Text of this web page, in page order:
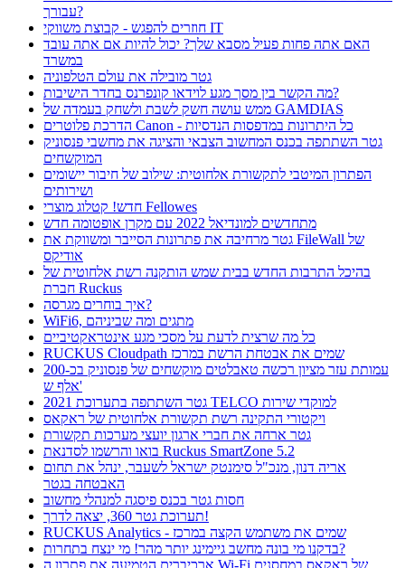
עבורך?
חוזרים להפגש - קבוצת משווקי IT
האם אתה פחות פעיל מסבא שלך? יכול להיות אם אתה עובד
במשרד
גטר מובילה את עולם הטלפוניה
מה הקשר בין מסך מגע לוידאו קונפרנס בחדר הישיבות?
ממש עושה חשק לשבת ולשחק בעמדה של GAMDIAS
הדרכת פלוטרים Canon - כל היתרונות במדפסות הנדסיות
גטר השתתפה בכנס המחשוב הצבאי והציגה את מחשבי פנסוניק
המוקשחים
הפתרון המיטבי לתקשורת אלחוטית: שילוב של חיבור יישומים
ושירותים
חדש! קטלוג מוצרי Fellowes
מתחדשים למונדיאל 2022 עם מקרן אופטומה חדש
גטר מרחיבה את פתרונות הסייבר ומשווקת את FileWall של
אודיקס
בהיכל התרבות החדש בבית שמש הותקנה רשת אלחוטית של
חברת Ruckus
איך בוחרים מגרסה?
WiFi6, מתגים ומה שביניהם
כל מה שרצית לדעת על מסכי מגע אינטראקטיביים
RUCKUS Cloudpath שמים את אבטחת הרשת במרכז
עמותת עזר מציון רכשה טאבלטים מוקשחים של פנסוניק בכ-200
אלף ש'
גטר השתתפה בתערוכת 2021 TELCO למוקדי שירות
ויקטורי התקינה רשת תקשורת אלחוטית של ראקאס
גטר ארחה את חברי ארגון יועצי מערכות תקשורת
בואו והרשמו לסדנאת Ruckus SmartZone 5.2
אריה דנון, מנכ"ל סימנטק ישראל לשעבר, ינהל את תחום
האבטחה בגטר
חסות גטר בכנס פיסגה למנהלי מחשוב
תערוכת גטר 360, יצאה לדרך!
RUCKUS Analytics - שמים את משתמש הקצה במרכז
בדקנו מי בונה מחשב גיימינג יותר מהר! מי ינצח בתחרות?
ארכיברים הטמיעה את פתרון ה Wi-Fi של ראקאס במחסנים